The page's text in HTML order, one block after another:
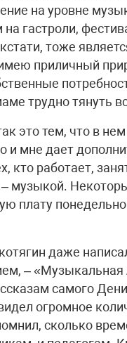
на уровне
гастроли,
тоже
приличный
трудно тянуть
это тем, что в
и мне дает
кто работает,
музыкой.
плату
даже
– «Музыкальная
самого
огромное
сколько